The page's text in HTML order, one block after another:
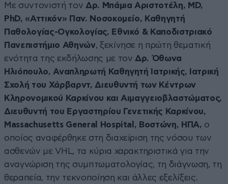
Με συντονιστή τον Δρ. Μπάμια Αριστοτέλη, MD,
PhD, «Αττικόν» Παν. Νοσοκομείο, Καθηγητή
Παθολογίας-Ογκολογίας, Εθνικό & Καποδιστριακό
Πανεπιστήμιο Αθηνών, ξεκίνησε η πρώτη θεματική
ενότητα της εκδήλωσης με τον Δρ. Όθωνα
Ηλιόπουλο, Αναπληρωτή Καθηγητή Ιατρικής, Ιατρική
Σχολή του Χάρβαρντ, Διευθυντή των Κέντρων
Κληρονομικού Καρκίνου και Αιμαγγειοβλαστώματος,
Διευθυντή του Εργαστηρίου Γενετικής Καρκίνου,
Massachusetts General Hospital, Βοστώνη, ΗΠΑ, ο
οποίος αναφέρθηκε στη διαχείριση της νόσου των
ασθενών με VHL, τα κύρια χαρακτηριστικά για την
αναγνώριση της συμπτωματολογίας, τη διάγνωση, τη
θεραπεία, την τεκνοποίηση και άλλες εξελίξεις.